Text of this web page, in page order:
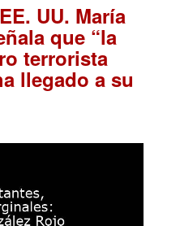
UU. María
que “la
terrorista
llegado a su